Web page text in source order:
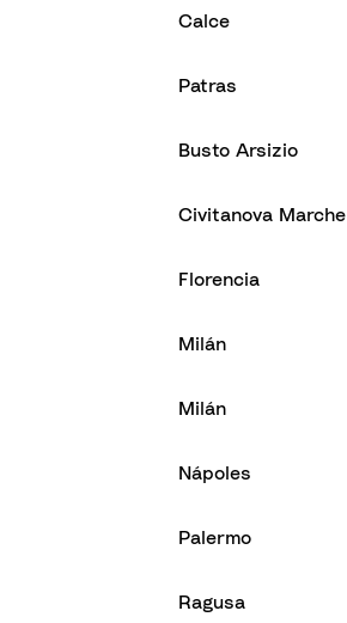
Calce
Patras
Busto Arsizio
Civitanova Marche
Florencia
Milán
Milán
Nápoles
Palermo
Ragusa